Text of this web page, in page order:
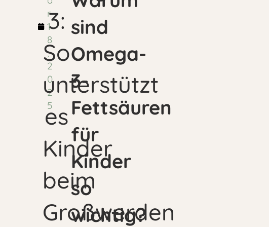
r
1
8
,
2
0
2
5
3:
So
unterstützt
es
Kinder
beim
Großwerden
sind
Omega-
3-
Fettsäuren
für
Kinder
so
wichtig?